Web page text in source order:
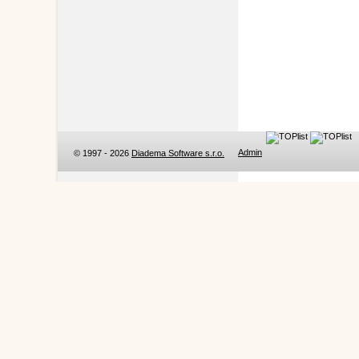
Admin
© 1997 - 2026 Diadema Software s.r.o.